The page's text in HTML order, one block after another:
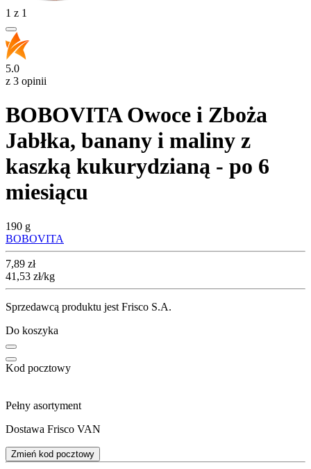
1 z 1
5.0
z 3 opinii
BOBOVITA Owoce i Zboża
Jabłka, banany i maliny z
kaszką kukurydzianą - po 6
miesiącu
190 g
BOBOVITA
Cena
7,89 zł
41,53 zł/kg
Sprzedawcą produktu jest Frisco S.A.
Do koszyka
Kod pocztowy
Pełny asortyment
Dostawa Frisco VAN
Zmień kod pocztowy